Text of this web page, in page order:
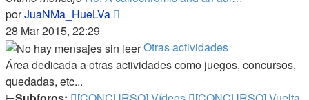
porJuaNMa_HueLVa
mensaje
28 Mar 2015, 22:29
Otras actividades
Área dedicada a otras actividades como juegos, concursos,
quedadas, etc...